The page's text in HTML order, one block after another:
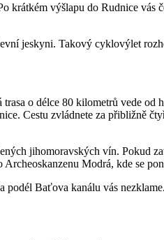
krátkém výšlapu do Rudnice
jeskyni. Takový cyklovýlet
o délce 80 kilometrů vede
Cestu zvládnete za přibližně
jihomoravských vín. Pokud
Modrá, kde se
podél Baťova kanálu vás nezklame.